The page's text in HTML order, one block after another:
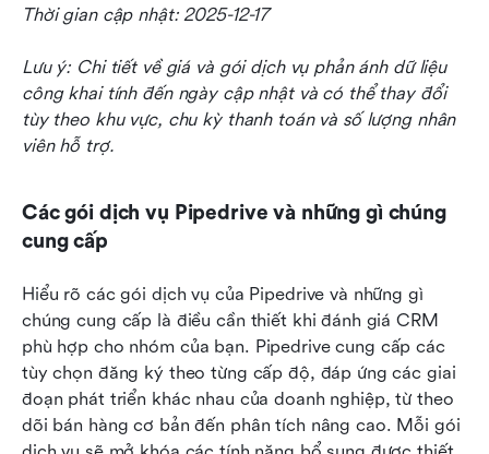
Thời gian cập nhật: 2025-12-17
Lưu ý: Chi tiết về giá và gói dịch vụ phản ánh dữ liệu
công khai tính đến ngày cập nhật và có thể thay đổi
tùy theo khu vực, chu kỳ thanh toán và số lượng nhân
viên hỗ trợ.
Các gói dịch vụ Pipedrive và những gì chúng
cung cấp
Hiểu rõ các gói dịch vụ của Pipedrive và những gì
chúng cung cấp là điều cần thiết khi đánh giá CRM
phù hợp cho nhóm của bạn. Pipedrive cung cấp các
tùy chọn đăng ký theo từng cấp độ, đáp ứng các giai
đoạn phát triển khác nhau của doanh nghiệp, từ theo
dõi bán hàng cơ bản đến phân tích nâng cao. Mỗi gói